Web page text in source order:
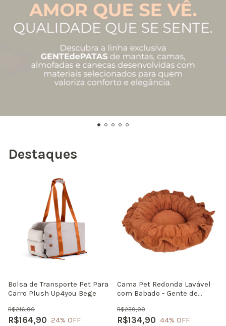
Destaques
Bolsa de Transporte Pet Para
Carro Plush Up4you Bege
R$164,90
R$216,90
24% OFF
Cama Pet Redonda Lavável
com Babado - Gente de
R$134,90
R$239,00
44% OFF